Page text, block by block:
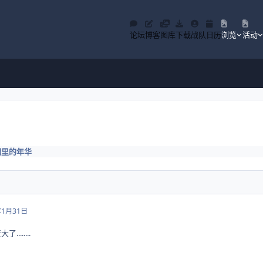
论坛博客图库下载战队 日历浏览 活动
的年华
月31日
了........